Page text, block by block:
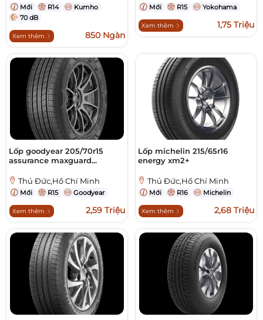
Mới R14
Kumho
70 dB
Xem thêm 850 Ngàn
Mới R15 Yokohama
Xem thêm 1,75 Triệu
Lốp goodyear 205/70r15
assurance maxguard...
Thủ Đức,Hồ Chí Minh
Mới R15 Goodyear
Xem thêm 2,59 Triệu
Lốp michelin 215/65r16
energy xm2+
Thủ Đức,Hồ Chí Minh
Mới R16 Michelin
Xem thêm 2,68 Triệu